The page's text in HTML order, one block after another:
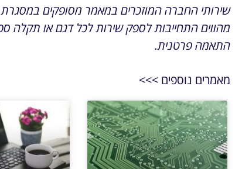
שירותי החברה המוזכרים במאמר מסופקים
מהווים התחייבות לספק שירות לכל דגם או תקלה
התאמה פרטנית.
מאמרים נוספים >>>